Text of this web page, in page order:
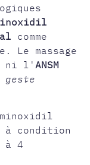
comme
Le massage
ni l' ANSM
geste
condition
4